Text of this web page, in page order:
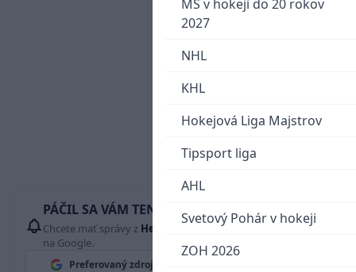
MS v hokeji do 20 rokov
2027
NHL
KHL
Hokejová Liga Majstrov
Tipsport liga
AHL
Svetový Pohár v hokeji
ZOH 2026
PÁČIL SA VÁM TENTO ČLÁNOK?
Chcete mať správy z Hetrik.sk
vždy ako prví? Pridajte si nás
na Google.
Preferovaný zdroj